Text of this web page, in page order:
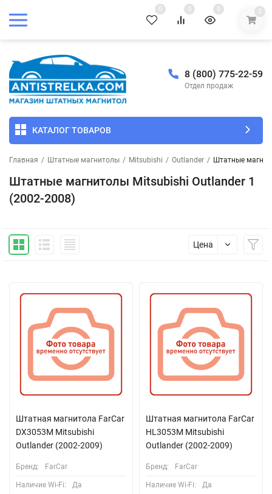
0 0 0 0
8 (800) 775-22-59
Отдел продаж
КАТАЛОГ ТОВАРОВ
Главная / Штатные магнитолы / Mitsubishi / Outlander / Штатные
Штатные магнитолы Mitsubishi Outlander 1
(2002-2008)
Цена
Штатная магнитола FarCar
DX3053M Mitsubishi
Outlander (2002-2009)
Бренд: FarCar
Наличие Wi-Fi: Да
Штатная магнитола FarCar
HL3053M Mitsubishi
Outlander (2002-2009)
Бренд: FarCar
Наличие Wi-Fi: Да